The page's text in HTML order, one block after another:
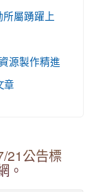
屬踴躍上
源製作精進
章
21公告標
。